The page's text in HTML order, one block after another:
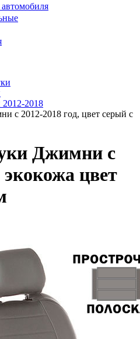
2018
с 2012-2018 год, цвет серый с
Джимни с
экокожа цвет